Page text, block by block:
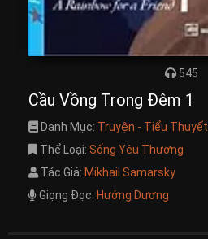
545
Cầu Vồng Trong Đêm 1
Danh Mục: Truyện - Tiểu Thuyết
Thể Loại: Sống Yêu Thương
Tác Giả: Mikhail Samarsky
Giọng Đọc: Hướng Dương